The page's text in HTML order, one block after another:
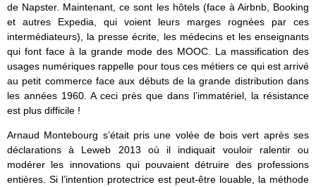
de Napster. Maintenant, ce sont les hôtels (face à Airbnb, Booking
et autres Expedia, qui voient leurs marges rognées par ces
intermédiateurs), la presse écrite, les médecins et les enseignants
qui font face à la grande mode des MOOC. La massification des
usages numériques rappelle pour tous ces métiers ce qui est arrivé
au petit commerce face aux débuts de la grande distribution dans
les années 1960. A ceci près que dans l’immatériel, la résistance
est plus difficile !
Arnaud Montebourg s’était pris une volée de bois vert après ses
déclarations à Leweb 2013 où il indiquait vouloir ralentir ou
modérer les innovations qui pouvaient détruire des professions
entières. Si l’intention protectrice est peut-être louable, la méthode